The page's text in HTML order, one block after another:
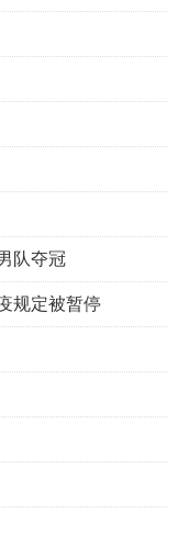
队夺冠
规定被暂停